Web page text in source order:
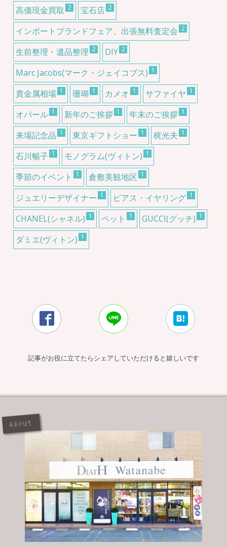
高価現金買取 2 宝石店 2
インポートブランドフェア、出張無料査定会 2
生前整理・遺品整理 2 DIY 2
Marc Jacobs(マーク・ジェイコブス) 1
貴金属相場 1 珊瑚 1 カメオ 1 サファイヤ 1
オパール 1 新年のご挨拶 1 年末のご挨拶 1
来場記念品 1 東京ギフトショー 1 梶光夫 1
石川暢子 1 モノグラム(ヴィトン) 1
季節のイベント 1 倉敷美観地区 1
ジュエリーデザイナー 1 ピアス・イヤリング 1
CHANEL(シャネル) 1 ペット 1 GUCCI(グッチ) 1
ダミエ(ヴィトン) 1
  
記事がお役に立てたらシェアしていただけると嬉しいです
About